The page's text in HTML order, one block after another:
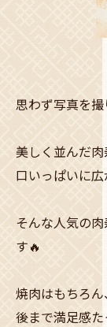
思わず写真を
美しく並んだ肉
口いっぱいに広
そんな人気の
す🔥
焼肉はもちろ
後まで満足感た